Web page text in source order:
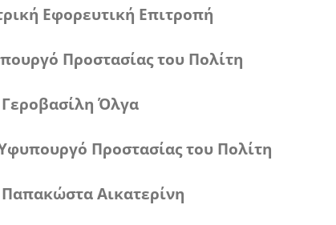
Επιτροπή
του Πολίτη
Όλγα
του Πολίτη